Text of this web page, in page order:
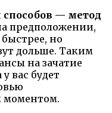
— метод
предположении,
но
дольше. Таким
на зачатие
вас будет
моментом.